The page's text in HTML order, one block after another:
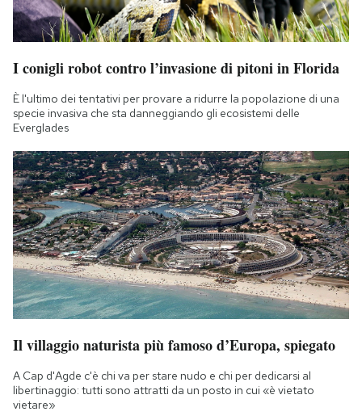
I conigli robot contro l’invasione di pitoni in Florida
È l'ultimo dei tentativi per provare a ridurre la popolazione di una
specie invasiva che sta danneggiando gli ecosistemi delle
Everglades
Il villaggio naturista più famoso d’Europa, spiegato
A Cap d'Agde c'è chi va per stare nudo e chi per dedicarsi al
libertinaggio: tutti sono attratti da un posto in cui «è vietato
vietare»